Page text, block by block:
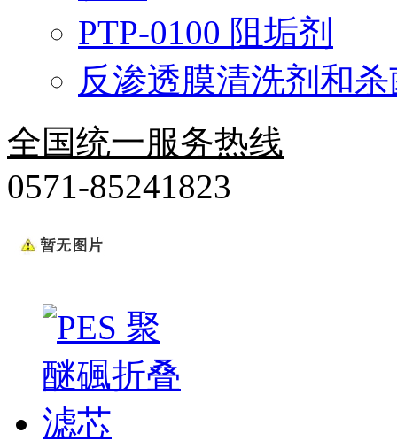
PTP-0100 阻垢剂
反渗透膜清洗剂和
全国统一服务热线
0571-85241823